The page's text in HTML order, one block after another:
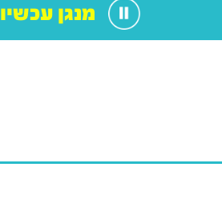
מנגן עכשיו